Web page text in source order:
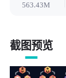
563.43M
截图预览